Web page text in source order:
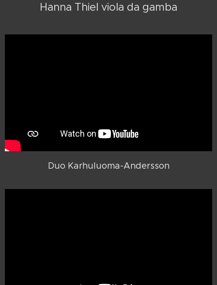
Hanna Thiel viola da gamba
Duo Karhuluoma-Andersson